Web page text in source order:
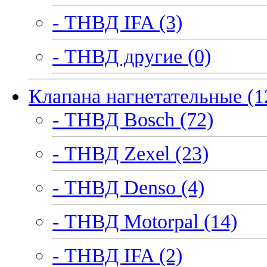
- ТНВД IFA (3)
- ТНВД другие (0)
Клапана нагнетательные
- ТНВД Bosch (72)
- ТНВД Zexel (23)
- ТНВД Denso (4)
- ТНВД Motorpal (14)
- ТНВД IFA (2)